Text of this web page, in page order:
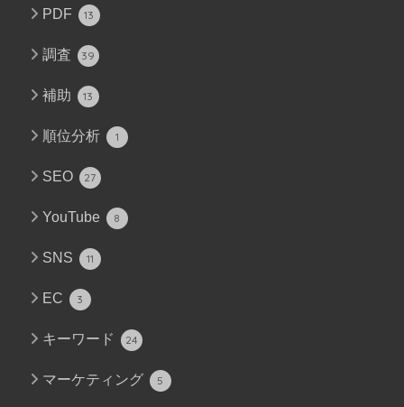
PDF 13
調査 39
補助 13
順位分析 1
SEO 27
YouTube 8
SNS 11
EC 3
キーワード 24
マーケティング 5